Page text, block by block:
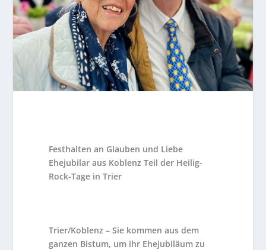
Festhalten an Glauben und Liebe
Ehejubilar aus Koblenz Teil der Heilig-
Rock-Tage in Trier
Trier/Koblenz – Sie kommen aus dem
ganzen Bistum, um ihr Ehejubiläum zu